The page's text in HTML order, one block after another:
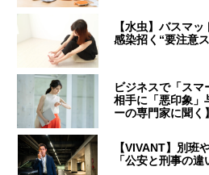
【水虫】バスマ
感染招く“要注意
ビジネスで「ス
相手に「悪印象」
ーの専門家に聞く】
【VIVANT】別
「公安と刑事の